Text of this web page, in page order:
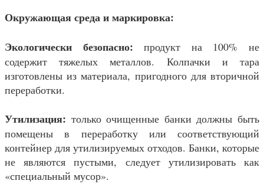
Окружающая среда и маркировка:
Экологически безопасно:продукт на 100% не
содержит тяжелых металлов. Колпачки и тара
изготовлены из материала, пригодного для вторичной
переработки.
Утилизация: только очищенные банки должны быть
помещены в переработку или соответствующий
контейнер для утилизируемых отходов. Банки, которые
не являются пустыми, следует утилизировать как
«специальный мусор».